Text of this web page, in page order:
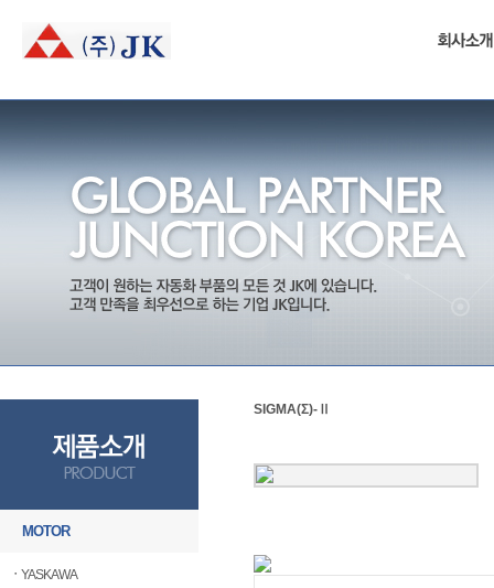
MOTOR
ㆍ YASKAWA
SIGMA(Σ)-Ⅱ